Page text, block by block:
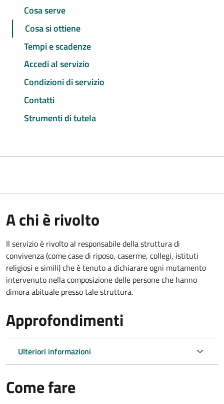
Cosa serve
Cosa si ottiene
Tempi e scadenze
Accedi al servizio
Condizioni di servizio
Contatti
Strumenti di tutela
A chi è rivolto
Il servizio è rivolto al responsabile della struttura di
convivenza (come case di riposo, caserme, collegi, istituti
religiosi e simili) che è tenuto a dichiarare ogni mutamento
intervenuto nella composizione delle persone che hanno
dimora abituale presso tale struttura.
Approfondimenti
Ulteriori informazioni
Come fare